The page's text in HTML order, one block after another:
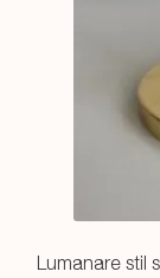
Lumanare stil